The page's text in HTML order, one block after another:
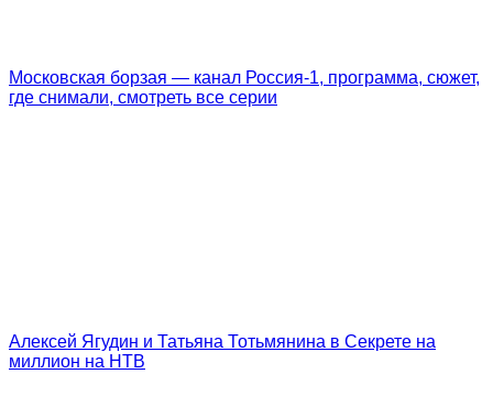
Московская борзая — канал Россия-1, программа, сюжет,
где снимали, смотреть все серии
Алексей Ягудин и Татьяна Тотьмянина в Секрете на
миллион на НТВ